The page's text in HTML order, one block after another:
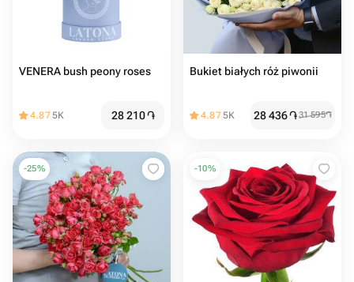
VENERA bush peony roses
4.875K 28 210֏
Bukiet białych róż piwonii
4.875K 28 436֏31 595֏
-25% -10%